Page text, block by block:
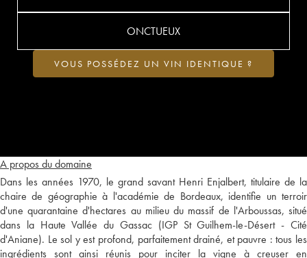
A propos du domaine
Dans les années 1970, le grand savant Henri Enjalbert, titulaire de la
chaire de géographie à l'académie de Bordeaux, identifie un terroir
d'une quarantaine d'hectares au milieu du massif de l'Arboussas, situé
dans la Haute Vallée du Gassac (IGP St Guilhem-le-Désert - Cité
d'Aniane). Le sol y est profond, parfaitement drainé, et pauvre : tous les
ingrédients sont ainsi réunis pour inciter la vigne à creuser en
ONCTUEUX
VOUS POSSÉDEZ UN VIN IDENTIQUE ?